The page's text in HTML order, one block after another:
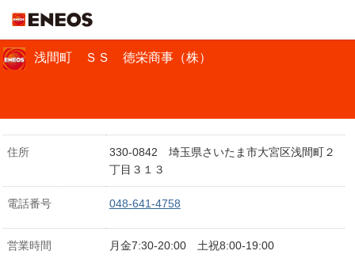
浅間町 ＳＳ 徳栄商事（株）
住所
330-0842 埼玉県さいたま市大宮区浅間町２
丁目３１３
電話番号 048-641-4758
営業時間 月金7:30-20:00 土祝8:00-19:00